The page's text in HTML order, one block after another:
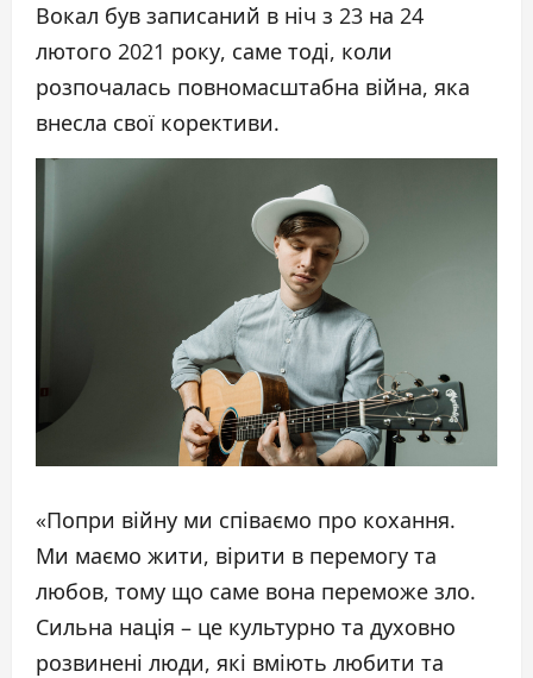
Вокал був записаний в ніч з 23 на 24
лютого 2021 року, саме тоді, коли
розпочалась повномасштабна війна, яка
внесла свої корективи.
«Попри війну ми співаємо про кохання.
Ми маємо жити, вірити в перемогу та
любов, тому що саме вона переможе зло.
Сильна нація – це культурно та духовно
розвинені люди, які вміють любити та